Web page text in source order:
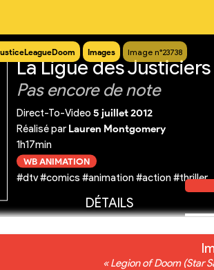
Images Image n°23738
La Ligue des
Pas encore de note
Direct-To-Video 5 juillet 2012
Réalisé par Lauren Montgomery
1h17min
WB ANIMATION
#dtv #comics #animation #action #thriller
DÉTAILS
« Legion of Doom (Star